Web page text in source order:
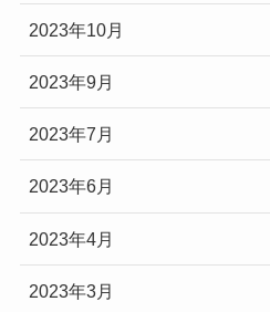
2023年10月
2023年9月
2023年7月
2023年6月
2023年4月
2023年3月